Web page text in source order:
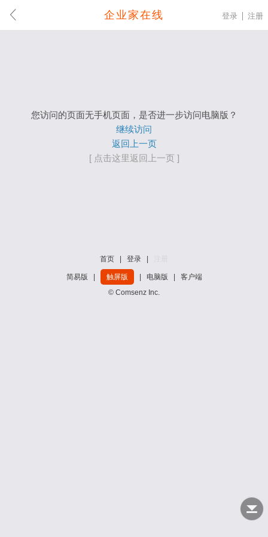
企业家在线 登录 注册
您访问的页面无手机页面，是否进一步访问电脑版？
继续访问
返回上一页
[ 点击这里返回上一页 ]
首页 登录
简易版 触屏版 电脑版
客户端
© Comsenz Inc.